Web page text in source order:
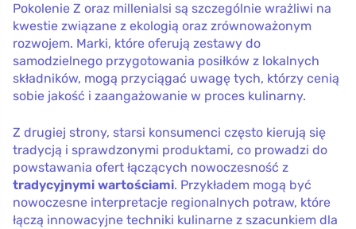
Pokolenie Z oraz millenialsi są szczególnie wrażliwi na
kwestie związane z ekologią oraz zrównoważonym
rozwojem. Marki, które oferują zestawy do
samodzielnego przygotowania posiłków z lokalnych
składników, mogą przyciągać uwagę tych, którzy cenią
sobie jakość i zaangażowanie w proces kulinarny.
Z drugiej strony, starsi konsumenci często kierują się
tradycją i sprawdzonymi produktami, co prowadzi do
powstawania ofert łączących nowoczesność z
tradycyjnymi wartościami. Przykładem mogą być
nowoczesne interpretacje regionalnych potraw, które
łączą innowacyjne techniki kulinarne z szacunkiem dla